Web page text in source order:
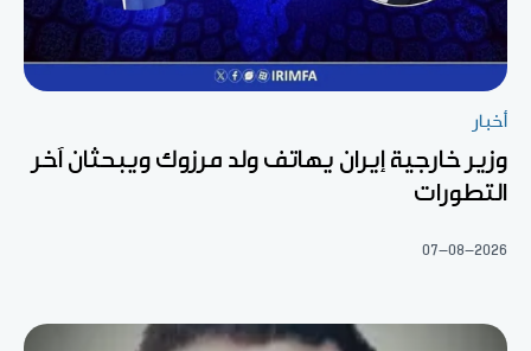
أخبار
وزير خارجية إيران يهاتف ولد مرزوك ويبحثان آخر
التطورات
07-08-2026